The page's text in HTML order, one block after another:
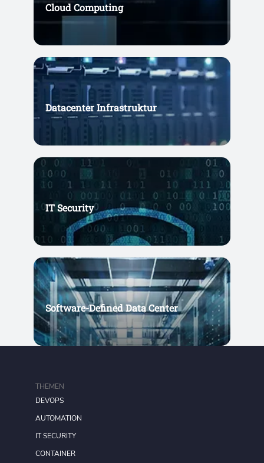
Cloud Computing
Datacenter Infrastruktur
IT Security
Software-Defined Data Center
THEMEN
DEVOPS
AUTOMATION
IT SECURITY
CONTAINER